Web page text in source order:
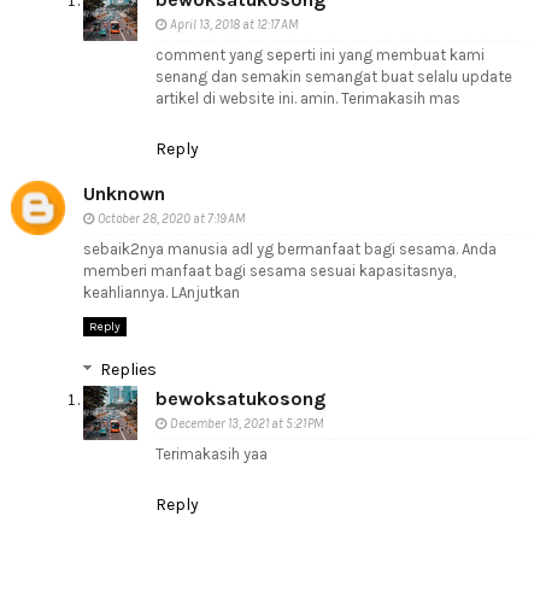
April 13, 2018 at 12:17 AM
comment yang seperti ini yang membuat kami
senang dan semakin semangat buat selalu update
artikel di website ini. amin. Terimakasih mas
Reply
Unknown
October 28, 2020 at 7:19 AM
sebaik2nya manusia adl yg bermanfaat bagi sesama. Anda
memberi manfaat bagi sesama sesuai kapasitasnya,
keahliannya. LAnjutkan
Reply
Replies
bewoksatukosong
December 13, 2021 at 5:21 PM
Terimakasih yaa
Reply